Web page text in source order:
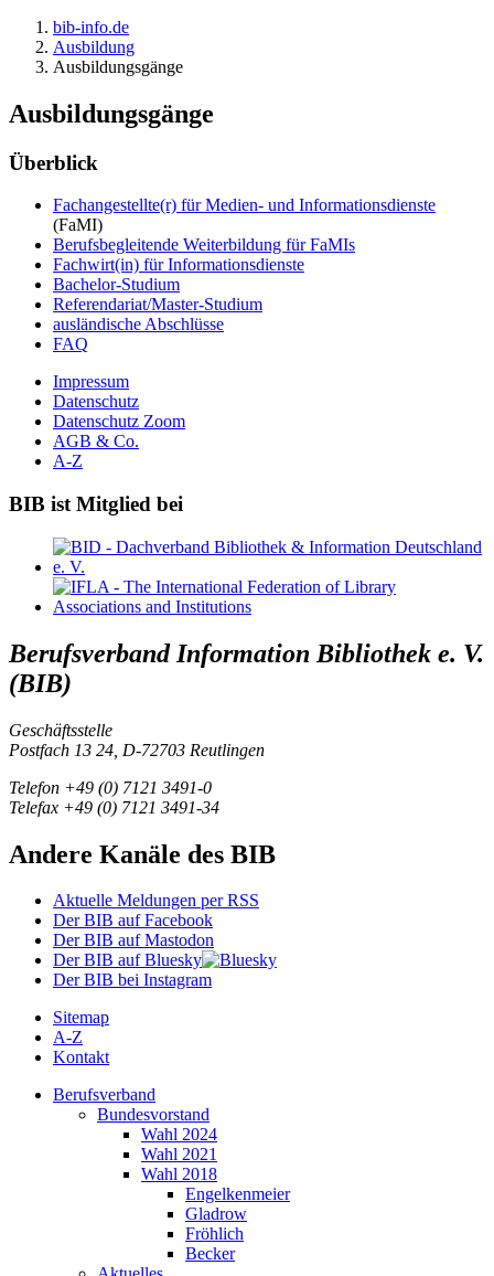
bib-info.de
Ausbildung
Ausbildungsgänge
Ausbildungsgänge
Überblick
Fachangestellte(r) für Medien- und Informationsdienste
(FaMI)
Berufsbegleitende Weiterbildung für FaMIs
Fachwirt(in) für Informationsdienste
Bachelor-Studium
Referendariat/Master-Studium
ausländische Abschlüsse
FAQ
Impressum
Datenschutz
Datenschutz Zoom
AGB & Co.
A-Z
BIB ist Mitglied bei
Berufsverband Information Bibliothek e. V.
(BIB)
Geschäftsstelle
Postfach 13 24, D-72703 Reutlingen
Telefon +49 (0) 7121 3491-0
Telefax +49 (0) 7121 3491-34
Andere Kanäle des BIB
Aktuelle Meldungen per RSS
Der BIB auf Facebook
Der BIB auf Mastodon
Der BIB auf Bluesky
Der BIB bei Instagram
Sitemap
A-Z
Kontakt
Berufsverband
Bundesvorstand
Wahl 2024
Wahl 2021
Wahl 2018
Engelkenmeier
Gladrow
Fröhlich
Becker